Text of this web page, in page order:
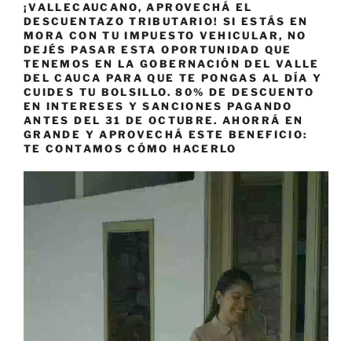
¡VALLECAUCANO, APROVECHÁ EL
DESCUENTAZO TRIBUTARIO! SI ESTÁS EN
MORA CON TU IMPUESTO VEHICULAR, NO
DEJÉS PASAR ESTA OPORTUNIDAD QUE
TENEMOS EN LA GOBERNACIÓN DEL VALLE
DEL CAUCA PARA QUE TE PONGAS AL DÍA Y
CUIDES TU BOLSILLO. 80% DE DESCUENTO
EN INTERESES Y SANCIONES PAGANDO
ANTES DEL 31 DE OCTUBRE. AHORRÁ EN
GRANDE Y APROVECHÁ ESTE BENEFICIO:
TE CONTAMOS CÓMO HACERLO